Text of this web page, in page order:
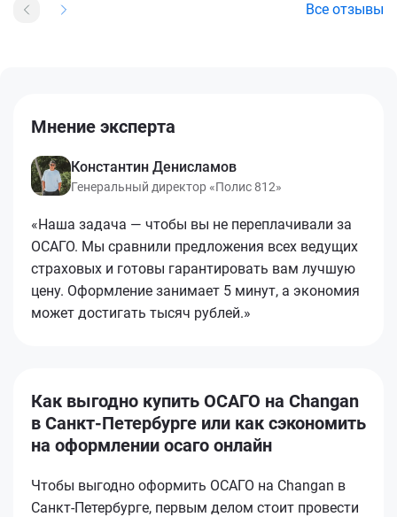
Все отзывы
Мнение эксперта
Константин Денисламов
Генеральный директор «Полис 812»
«Наша задача — чтобы вы не переплачивали за
ОСАГО. Мы сравнили предложения всех ведущих
страховых и готовы гарантировать вам лучшую
цену. Оформление занимает 5 минут, а экономия
может достигать тысяч рублей.»
Как выгодно купить ОСАГО на Changan
в Санкт-Петербурге или как сэкономить
на оформлении осаго онлайн
Чтобы выгодно оформить ОСАГО на Changan в
Санкт-Петербурге, первым делом стоит провести